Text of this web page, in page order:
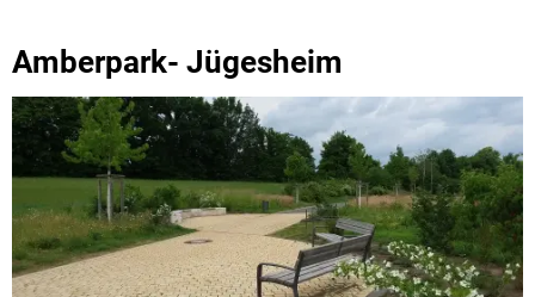
Amberpark- Jügesheim